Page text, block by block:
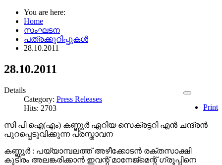
You are here:
Home
സംഘടന
പത്രക്കുറിപ്പുകള്‍
28.10.2011
28.10.2011
Print
Details
Category: Press Releases
Hits: 2703
സി പി ഐ(എം) കണ്ണൂർ ഏറിയ സെക്രട്ടറി എൻ ചന്ദ്രൻ
പുറപ്പെടുവിക്കുന്ന പ്രസ്താവന
കണ്ണൂർ : പയ്യാമ്പലത്ത് അഴീക്കോടൻ രക്തസാക്ഷി
കുടീരം അലങ്കരിക്കാൻ ഇവന്റ് മാനേജ്‌മെന്റ് ഗ്രൂപ്പിനെ